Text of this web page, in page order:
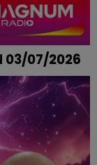
03/07/2026